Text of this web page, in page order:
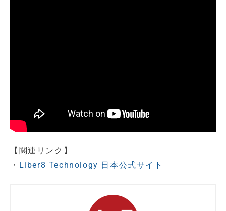
【関連リンク】
・ Liber8 Technology 日本公式サイト